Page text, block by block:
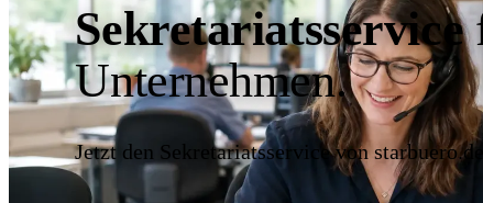
Sekretariatsservice
Unternehmen.
Jetzt den Sekretariatsservice von